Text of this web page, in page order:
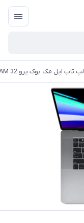
لپ تاپ اپل مک بوک پرو VGA 4GB DDR6 Apple Macbook Pro A2141 2019 CORE i9 RAM 32 حافظه 500 SSD تاچ بار